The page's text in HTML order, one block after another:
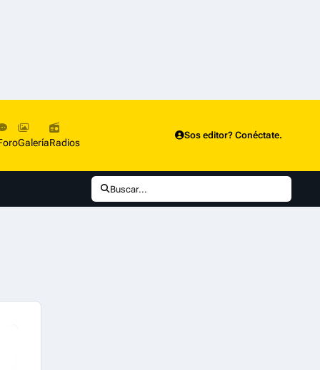
GaleríaRadios
Sos editor? Conéctate.
Buscar...